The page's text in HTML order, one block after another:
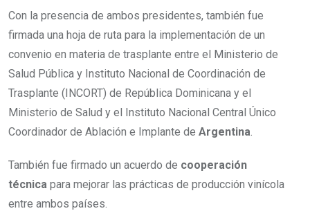
Con la presencia de ambos presidentes, también fue
firmada una hoja de ruta para la implementación de un
convenio en materia de trasplante entre el Ministerio de
Salud Pública y Instituto Nacional de Coordinación de
Trasplante (INCORT) de República Dominicana y el
Ministerio de Salud y el Instituto Nacional Central Único
Coordinador de Ablación e Implante de Argentina.
También fue firmado un acuerdo de cooperación
técnica para mejorar las prácticas de producción vinícola
entre ambos países.